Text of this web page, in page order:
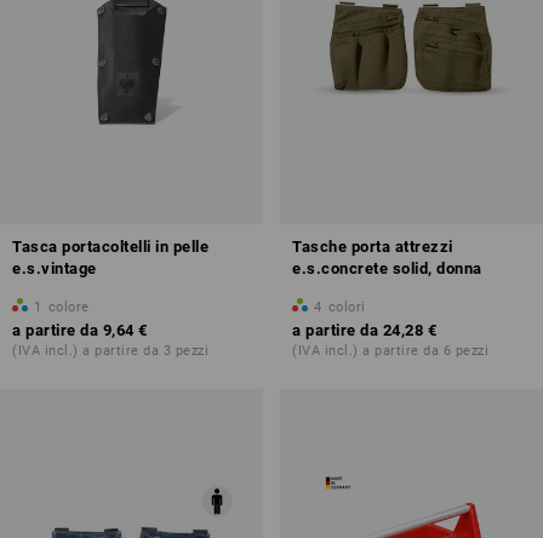
Tasca portacoltelli in pelle
e.s.vintage
1 colore
a partire da 9,64 €
(IVA incl.) a partire da 3 pezzi
Tasche porta attrezzi
e.s.concrete solid, donna
4 colori
a partire da 24,28 €
(IVA incl.) a partire da 6 pezzi